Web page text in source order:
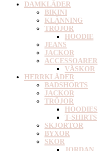
DAMKLÄDER
BIKINI
KLÄNNING
TRÖJOR
HOODIE
JEANS
JACKOR
ACCESSOARER
VÄSKOR
HERRKLÄDER
BADSHORTS
JACKOR
TRÖJOR
HOODIES
T-SHIRTS
SKJORTOR
BYXOR
SKOR